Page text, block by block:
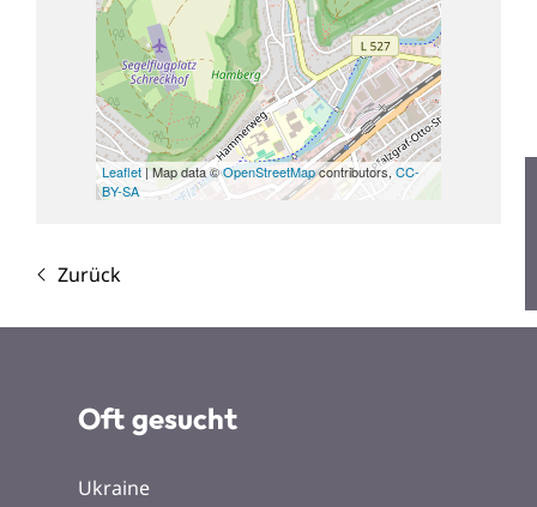
Leaflet | Map data ©OpenStreetMapcontributors, CC-
BY-SA
Zurück
Oft gesucht
Ukraine